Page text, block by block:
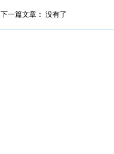
下一篇文章： 没有了